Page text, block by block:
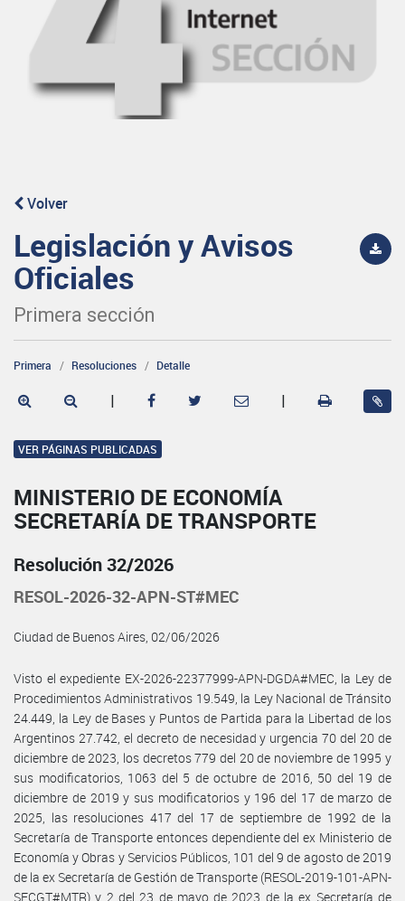
Volver
Legislación y Avisos
Oficiales
Primera sección
Primera Resoluciones Detalle
| |
VER PÁGINAS PUBLICADAS
MINISTERIO DE ECONOMÍA
SECRETARÍA DE TRANSPORTE
Resolución 32/2026
RESOL-2026-32-APN-ST#MEC
Ciudad de Buenos Aires, 02/06/2026
Visto el expediente EX-2026-22377999-APN-DGDA#MEC, la Ley de
Procedimientos Administrativos 19.549, la Ley Nacional de Tránsito
24.449, la Ley de Bases y Puntos de Partida para la Libertad de los
Argentinos 27.742, el decreto de necesidad y urgencia 70 del 20 de
diciembre de 2023, los decretos 779 del 20 de noviembre de 1995 y
sus modificatorios, 1063 del 5 de octubre de 2016, 50 del 19 de
diciembre de 2019 y sus modificatorios y 196 del 17 de marzo de
2025, las resoluciones 417 del 17 de septiembre de 1992 de la
Secretaría de Transporte entonces dependiente del ex Ministerio de
Economía y Obras y Servicios Públicos, 101 del 9 de agosto de 2019
de la ex Secretaría de Gestión de Transporte (RESOL-2019-101-APN-
SECGT#MTR) y 2 del 23 de mayo de 2023 de la ex Secretaría de